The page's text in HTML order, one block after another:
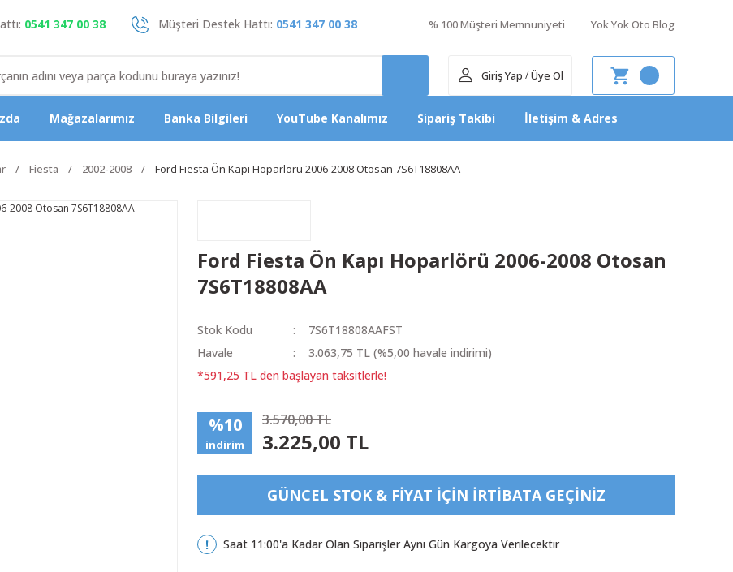
0541 347 00 38 Müşteri Destek Hattı: 0541 347 00 38 % 100 Müşteri Memnuniyeti Yok Yok Oto Blog
Giriş Yap /Üye Ol
Mağazalarımız Banka Bilgileri YouTube Kanalımız Sipariş Takibi İletişim & Adres
Fiesta 2002-2008 Ford Fiesta Ön Kapı Hoparlörü 2006-2008 Otosan 7S6T18808AA
Ford Fiesta Ön Kapı Hoparlörü 2006-2008 Otosan
7S6T18808AA
Stok Kodu
7S6T18808AAFST
Havale
3.063,75 TL (%5,00 havale indirimi)
*591,25 TL den başlayan taksitlerle!
%10
indirim
3.570,00 TL
3.225,00 TL
GÜNCEL STOK & FIYAT IÇIN IRTIBATA GEÇINIZ
Saat 11:00'a Kadar Olan Siparişler Aynı Gün Kargoya Verilecektir